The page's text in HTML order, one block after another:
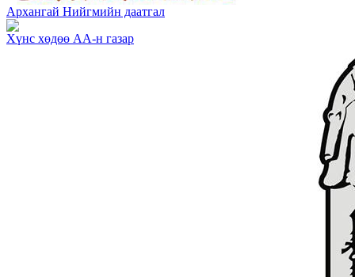
Архангай Нийгмийн даатгал
Хүнс хөдөө АА-н газар